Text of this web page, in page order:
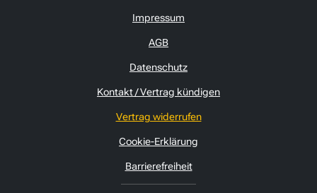
Impressum
AGB
Datenschutz
Kontakt / Vertrag kündigen
Vertrag widerrufen
Cookie-Erklärung
Barrierefreiheit